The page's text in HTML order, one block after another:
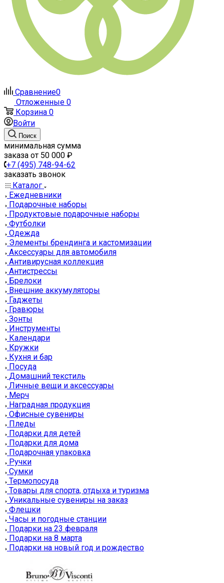
Сравнение0
Отложенные 0
Корзина 0
Войти
Поиск
минимальная сумма
заказа от 50 000 ₽
+7 (495) 748-94-62
заказать звонок
Каталог
Ежедневники
Подарочные наборы
Продуктовые подарочные наборы
Футболки
Одежда
Элементы брендинга и кастомизации
Аксессуары для автомобиля
Антивирусная коллекция
Антистрессы
Брелоки
Внешние аккумуляторы
Гаджеты
Гравюры
Зонты
Инструменты
Календари
Кружки
Кухня и бар
Посуда
Домашний текстиль
Личные вещи и аксессуары
Мерч
Наградная продукция
Офисные сувениры
Пледы
Подарки для детей
Подарки для дома
Подарочная упаковка
Ручки
Сумки
Термопосуда
Товары для спорта, отдыха и туризма
Уникальные сувениры на заказ
Флешки
Часы и погодные станции
Подарки на 23 февраля
Подарки на 8 марта
Подарки на новый год и рождество